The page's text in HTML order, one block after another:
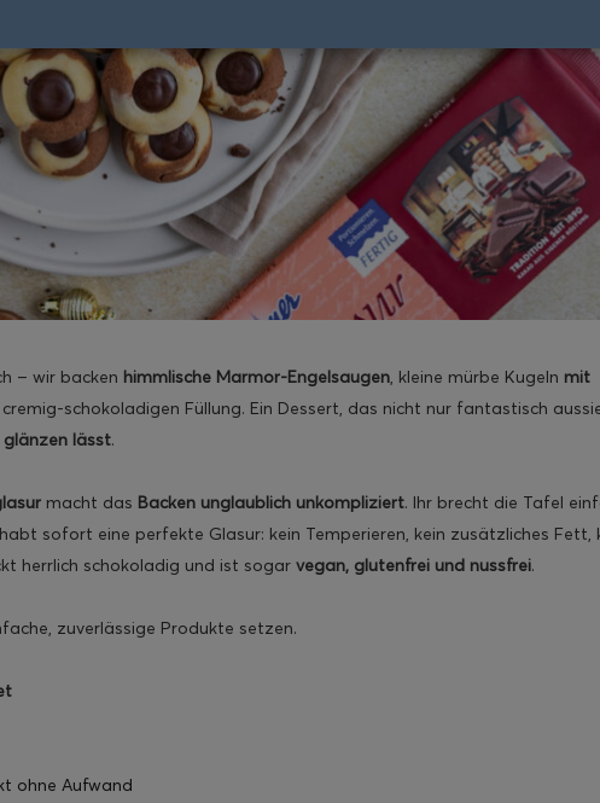
– wir backen himmlische Marmor-Engelsaugen, kleine mürbe Kugeln mit
schokoladigen Füllung. Ein Dessert, das nicht nur fantastisch
lässt.
macht das Backen unglaublich unkompliziert. Ihr brecht die Tafel
sofort eine perfekte Glasur: kein Temperieren, kein zusätzliches Fett,
herrlich schokoladig und ist sogar vegan, glutenfrei und nussfrei.
zuverlässige Produkte setzen.
ohne Aufwand